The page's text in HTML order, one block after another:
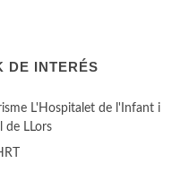
DE INTERÉS
L'Hospitalet de l'Infant i
de LLors